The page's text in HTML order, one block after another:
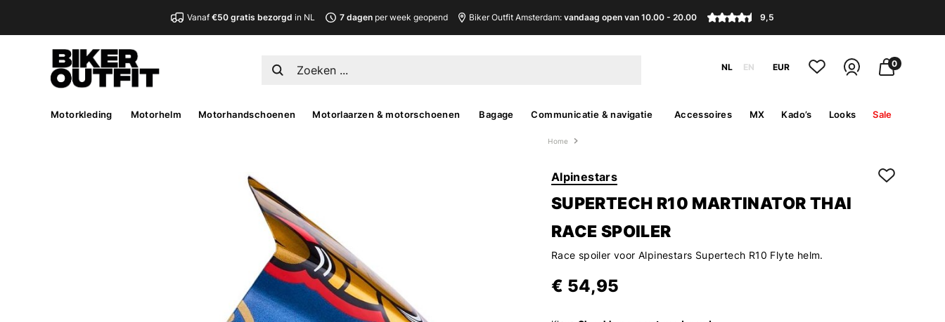
Vanaf€50 gratis bezorgd in NL 7 dagenper week geopend Biker Outfit Amsterdam: vandaag open van 10.00 - 20.00 9,5
NL EN EUR 0
Motorkleding Motorhelm Motorhandschoenen Motorlaarzen & motorschoenen Bagage Communicatie & navigatie Accessoires MX Kado’s Looks Sale
Home
Alpinestars
SUPERTECH R10 MARTINATOR THAI
RACE SPOILER
Race spoiler voor Alpinestars Supertech R10 Flyte helm.
€ 54,95